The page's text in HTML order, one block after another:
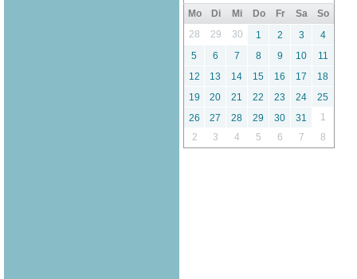
Mo
Di Mi Do Fr Sa
So
28
29 30 1 2 3
4
5
6 7 8 9 10
11
12
13 14 15 16 17
18
19
20 21 22 23 24
25
26
27 28 29 30 31
1
2
3 4 5 6 7 8